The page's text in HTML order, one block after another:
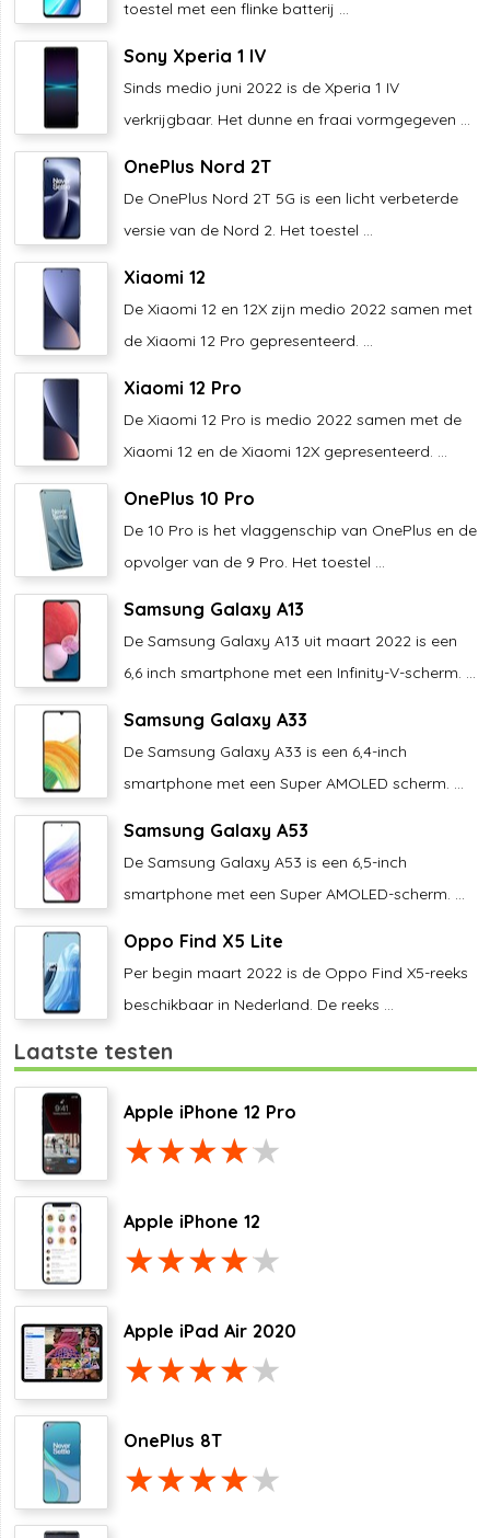
toestel met een flinke batterij ...
Sony Xperia 1 IV
Sinds medio juni 2022 is de Xperia 1 IV
verkrijgbaar. Het dunne en fraai vormgegeven ...
OnePlus Nord 2T
De OnePlus Nord 2T 5G is een licht verbeterde
versie van de Nord 2. Het toestel ...
Xiaomi 12
De Xiaomi 12 en 12X zijn medio 2022 samen met
de Xiaomi 12 Pro gepresenteerd. ...
Xiaomi 12 Pro
De Xiaomi 12 Pro is medio 2022 samen met de
Xiaomi 12 en de Xiaomi 12X gepresenteerd. ...
OnePlus 10 Pro
De 10 Pro is het vlaggenschip van OnePlus en de
opvolger van de 9 Pro. Het toestel ...
Samsung Galaxy A13
De Samsung Galaxy A13 uit maart 2022 is een
6,6 inch smartphone met een Infinity-V-scherm. ...
Samsung Galaxy A33
De Samsung Galaxy A33 is een 6,4-inch
smartphone met een Super AMOLED scherm. ...
Samsung Galaxy A53
De Samsung Galaxy A53 is een 6,5-inch
smartphone met een Super AMOLED-scherm. ...
Oppo Find X5 Lite
Per begin maart 2022 is de Oppo Find X5-reeks
beschikbaar in Nederland. De reeks ...
Laatste testen
Apple iPhone 12 Pro
Apple iPhone 12
Apple iPad Air 2020
OnePlus 8T